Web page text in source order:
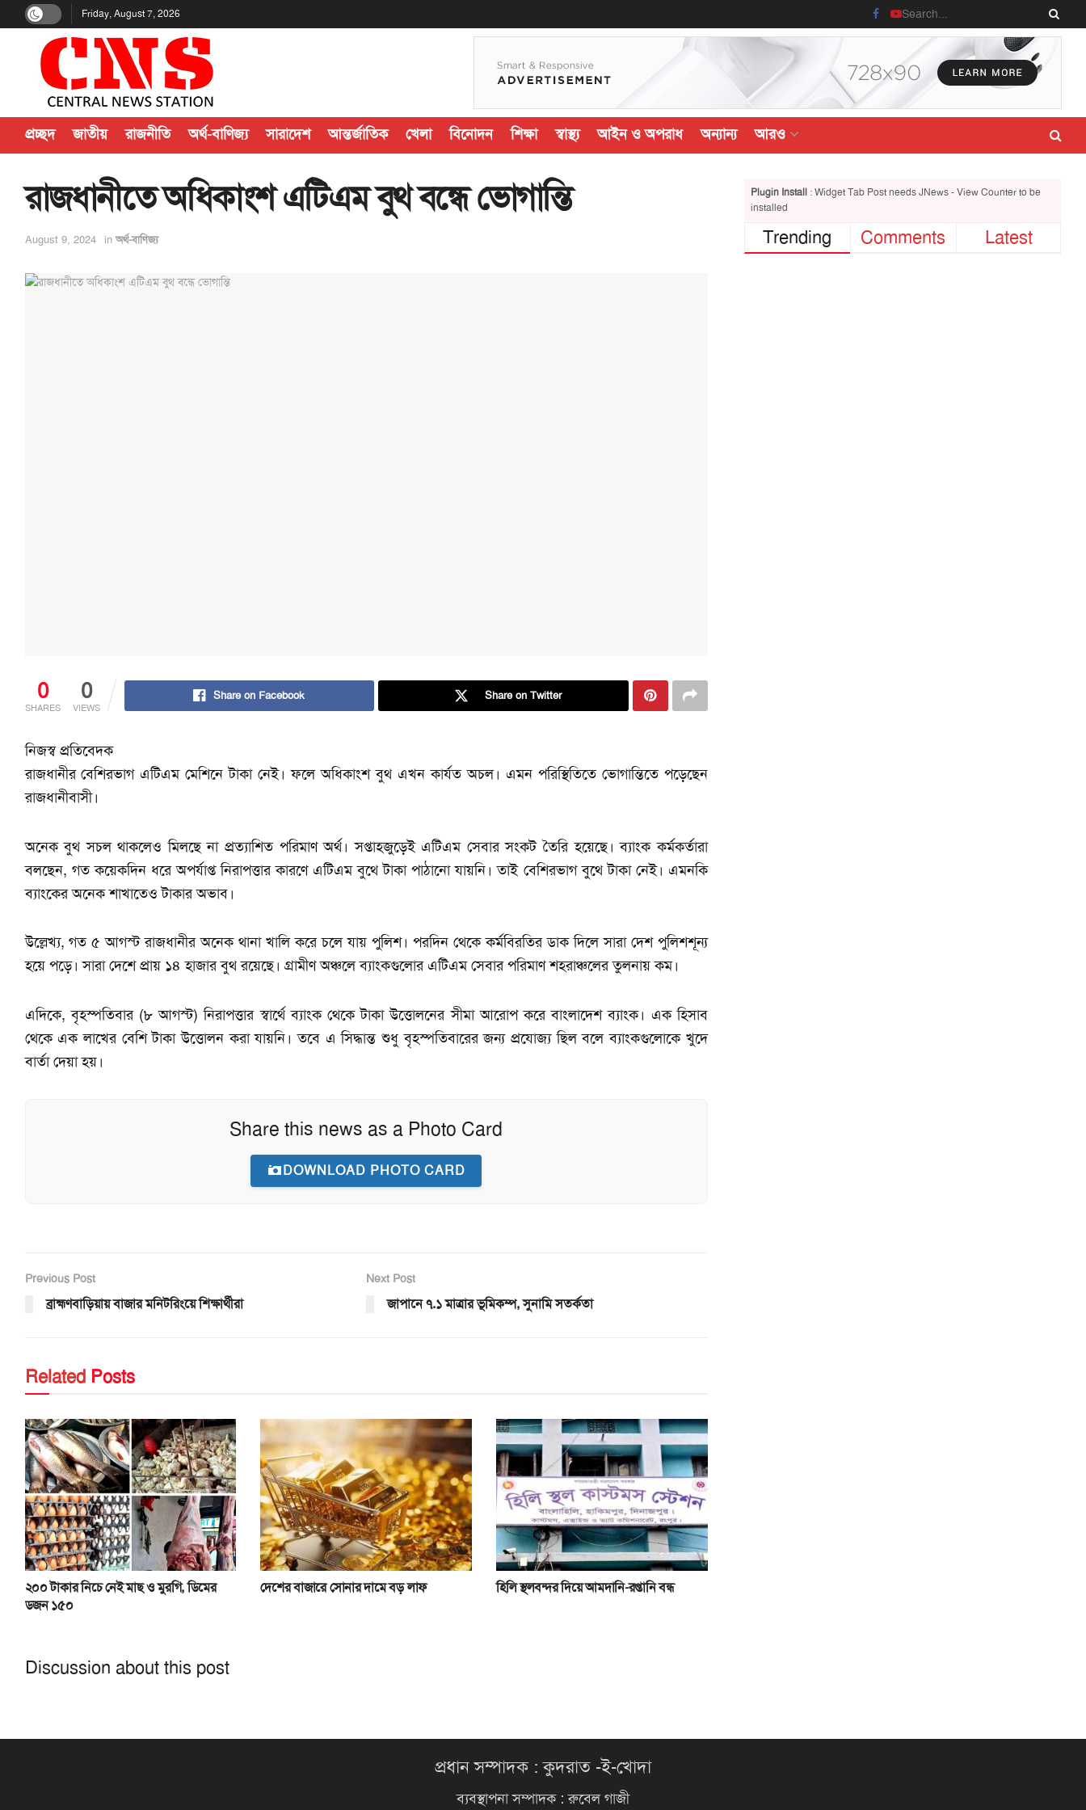
Friday, August 7, 2026
প্রচ্ছদ জাতীয় রাজনীতি অর্থ-বাণিজ্য সারাদেশ আন্তর্জাতিক খেলা বিনোদন শিক্ষা স্বাস্থ্য আইন ও অপরাধ অন্যান্য আরও
রাজধানীতে অধিকাংশ এটিএম বুথ বন্ধে ভোগান্তি
August 9, 2024 in অর্থ-বাণিজ্য
0
SHARES
0
VIEWS
Share on Facebook Share on Twitter
নিজস্ব প্রতিবেদক
রাজধানীর বেশিরভাগ এটিএম মেশিনে টাকা নেই। ফলে অধিকাংশ বুথ এখন কার্যত অচল। এমন পরিস্থিতিতে ভোগান্তিতে পড়েছেন
রাজধানীবাসী।
অনেক বুথ সচল থাকলেও মিলছে না প্রত্যাশিত পরিমাণ অর্থ। সপ্তাহজুড়েই এটিএম সেবার সংকট তৈরি হয়েছে। ব্যাংক কর্মকর্তারা
বলছেন, গত কয়েকদিন ধরে অপর্যাপ্ত নিরাপত্তার কারণে এটিএম বুথে টাকা পাঠানো যায়নি। তাই বেশিরভাগ বুথে টাকা নেই। এমনকি
ব্যাংকের অনেক শাখাতেও টাকার অভাব।
উল্লেখ্য, গত ৫ আগস্ট রাজধানীর অনেক থানা খালি করে চলে যায় পুলিশ। পরদিন থেকে কর্মবিরতির ডাক দিলে সারা দেশ পুলিশশূন্য
হয়ে পড়ে। সারা দেশে প্রায় ১৪ হাজার বুথ রয়েছে। গ্রামীণ অঞ্চলে ব্যাংকগুলোর এটিএম সেবার পরিমাণ শহরাঞ্চলের তুলনায় কম।
এদিকে, বৃহস্পতিবার (৮ আগস্ট) নিরাপত্তার স্বার্থে ব্যাংক থেকে টাকা উত্তোলনের সীমা আরোপ করে বাংলাদেশ ব্যাংক। এক হিসাব
থেকে এক লাখের বেশি টাকা উত্তোলন করা যায়নি। তবে এ সিদ্ধান্ত শুধু বৃহস্পতিবারের জন্য প্রযোজ্য ছিল বলে ব্যাংকগুলোকে খুদে
বার্তা দেয়া হয়।
Share this news as a Photo Card
DOWNLOAD PHOTO CARD
Previous Post
ব্রাহ্মণবাড়িয়ায় বাজার মনিটরিংয়ে শিক্ষার্থীরা
Next Post
জাপানে ৭.১ মাত্রার ভূমিকম্প, সুনামি সতর্কতা
RelatedPosts
২০০ টাকার নিচে নেই মাছ ও মুরগি, ডিমের
ডজন ১৫০
দেশের বাজারে সোনার দামে বড় লাফ হিলি স্থলবন্দর দিয়ে আমদানি-রপ্তানি বন্ধ
Discussion about this post
Plugin Install: Widget Tab Post needs JNews - View Counter to be
installed
Trending Comments Latest
প্রধান সম্পাদক : কুদরাত -ই-খোদা
ব্যবস্থাপনা সম্পাদক : রুবেল গাজী